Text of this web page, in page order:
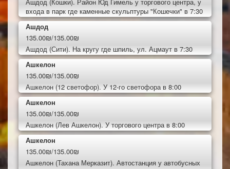
входа в парк где каменные скульптуры "Кошечки" в 7:30
Ашдод
135.00₪/135.00₪
Ашдод (Сити). На кругу где шпиль, ул. Ацмаут в 7:30
Ашкелон
135.00₪/135.00₪
Ашкелон (12 светофор). У 12-го светофора в 8:00
Ашкелон
135.00₪/135.00₪
Ашкелон (Лев Ашкелон). У торгового центра в 8:00
Ашкелон
135.00₪/135.00₪
Ашкелон (Тахана Мерказит). Автостанция у автобусных